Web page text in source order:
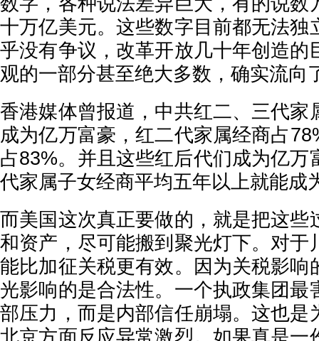
十万亿美元。这些数字目前都无法独
乎没有争议，改革开放几十年创造的
观的一部分甚至绝大多数，确实流向
香港媒体曾报道，中共红二、三代家
成为亿万富豪，红二代家属经商占
占83%。并且这些红后代们成为亿万
代家属子女经商平均五年以上就能成
而美国这次真正要做的，就是把这些
和资产，尽可能搬到聚光灯下。对于
能比加征关税更有效。因为关税影响
光影响的是合法性。一个执政集团最
部压力，而是内部信任崩塌。这也是
北京方面反应异常激烈。如果真是一